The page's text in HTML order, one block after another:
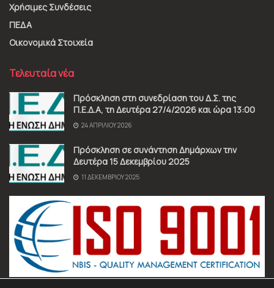
Χρήσιμες Συνδέσεις
ΠΕΔΑ
Οικονομικά Στοιχεία
Τελευταία νέα
Πρόσκληση στη συνεδρίαση του Δ.Σ. της
Π.Ε.Δ.Α, τη Δευτέρα 27/4/2026 και ώρα 13:00
24 ΑΠΡΙΛΊΟΥ 2026
Πρόσκληση σε συνάντηση Δημάρχων την
Δευτέρα 15 Δεκεμβρίου 2025
11 ΔΕΚΕΜΒΡΊΟΥ 2025